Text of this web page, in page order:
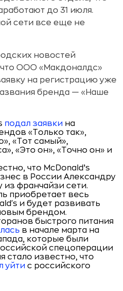
до 31 июля.
сети все еще не
новостей
ООО «Макдоналдс»
на регистрацию уже
бренда — «Наше
подал заявки на
«Только так»,
«Тот самый»,
«Это он», «Точно он» и
что McDonald’s
в России Александру
из франчайзи сети.
приобретает весь
и будет развивать
брендом.
быстрого питания
в начале марта на
которые были
спецоперации
стало известно, что
уйти с российского